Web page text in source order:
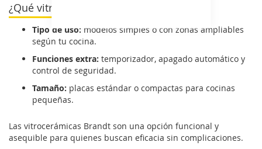
¿Qué vitrocerámica Brandt elegir?
Tipo de uso: modelos simples o con zonas ampliables
según tu cocina.
Funciones extra: temporizador, apagado automático y
control de seguridad.
Tamaño: placas estándar o compactas para cocinas
pequeñas.
Las vitrocerámicas Brandt son una opción funcional y
asequible para quienes buscan eficacia sin complicaciones.